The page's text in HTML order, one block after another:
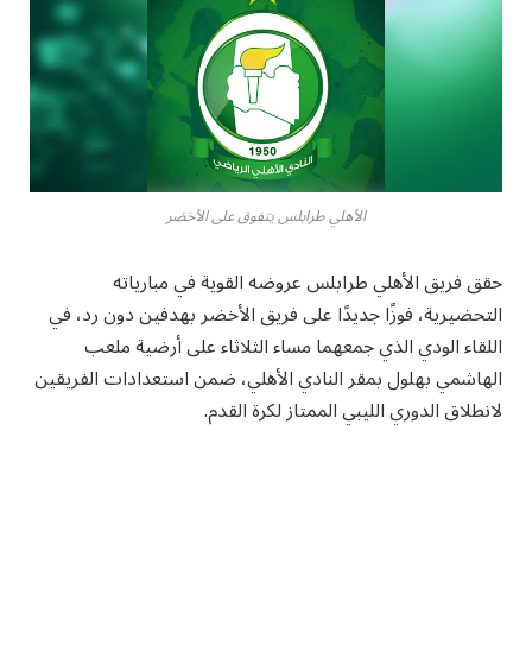
الأهلي طرابلس يتفوق على الأخضر
حقق فريق الأهلي طرابلس عروضه القوية في مبارياته
التحضيرية، فوزًا جديدًا على فريق الأخضر بهدفين دون رد، في
اللقاء الودي الذي جمعهما مساء الثلاثاء على أرضية ملعب
الهاشمي بهلول بمقر النادي الأهلي، ضمن استعدادات الفريقين
لانطلاق الدوري الليبي الممتاز لكرة القدم.